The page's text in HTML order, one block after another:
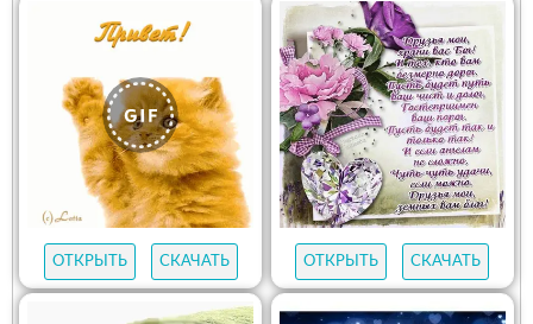
ОТКРЫТЬ СКАЧАТЬ ОТКРЫТЬ СКАЧАТЬ